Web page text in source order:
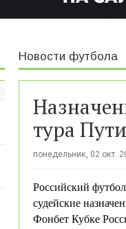
Новости футбола
тура
понедельник, 02 окт.
Российский
судейские
Фонбет Кубке